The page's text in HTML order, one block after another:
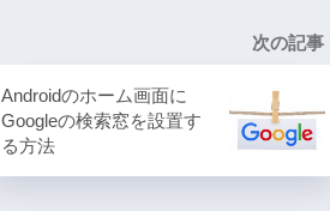
次の記事
Androidのホーム画面に
Googleの検索窓を設置す
る方法